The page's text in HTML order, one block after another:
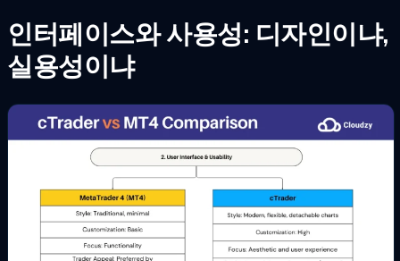
인터페이스와 사용성: 디자인이냐,
실용성이냐